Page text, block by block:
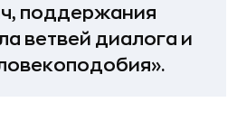
поддержания
ветвей диалога и